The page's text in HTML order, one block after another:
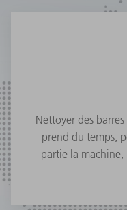
Nettoyer des
prend du temps,
partie la machine,